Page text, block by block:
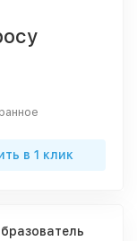
в 1 клик